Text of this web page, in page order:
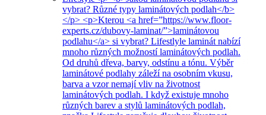
vybrat? Různé typy laminátových podlah</b>
</p> <p>Kterou <a href=”https://www.floor-
experts.cz/dubovy-laminat/”>laminátovou
podlahu</a> si vybrat? Lifestlyle laminát nabízí
mnoho různých možností laminátových podlah.
Od druhů dřeva, barvy, odstínu a tónu. Výběr
laminátové podlahy záleží na osobním vkusu,
barva a vzor nemají vliv na životnost
laminátových podlah. I když existuje mnoho
různých barev a stylů laminátových podlah,